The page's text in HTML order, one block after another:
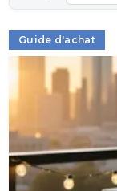
Guide d'achat